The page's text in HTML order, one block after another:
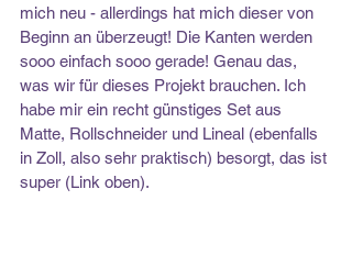
mich neu - allerdings hat mich dieser von
Beginn an überzeugt! Die Kanten werden
sooo einfach sooo gerade! Genau das,
was wir für dieses Projekt brauchen. Ich
habe mir ein recht günstiges Set aus
Matte, Rollschneider und Lineal (ebenfalls
in Zoll, also sehr praktisch) besorgt, das ist
super (Link oben).